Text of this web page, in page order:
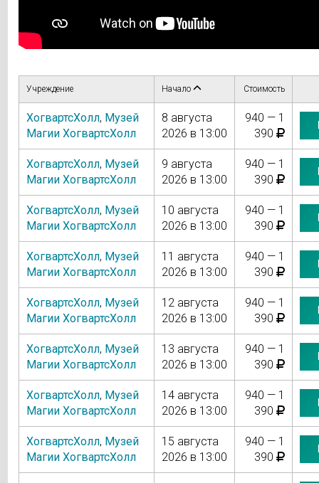
Учреждение Начало Стоимость
ХогвартсХолл, Музей
Магии ХогвартсХолл
8 августа
2026 в 13:00
940 — 1
390
ХогвартсХолл, Музей
Магии ХогвартсХолл
9 августа
2026 в 13:00
940 — 1
390
ХогвартсХолл, Музей
Магии ХогвартсХолл
10 августа
2026 в 13:00
940 — 1
390
ХогвартсХолл, Музей
Магии ХогвартсХолл
11 августа
2026 в 13:00
940 — 1
390
ХогвартсХолл, Музей
Магии ХогвартсХолл
12 августа
2026 в 13:00
940 — 1
390
ХогвартсХолл, Музей
Магии ХогвартсХолл
13 августа
2026 в 13:00
940 — 1
390
ХогвартсХолл, Музей
Магии ХогвартсХолл
14 августа
2026 в 13:00
940 — 1
390
ХогвартсХолл, Музей
Магии ХогвартсХолл
15 августа
2026 в 13:00
940 — 1
390